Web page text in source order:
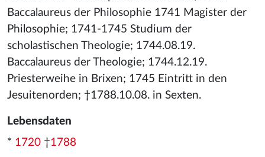
Baccalaureus der Philosophie 1741 Magister der
Philosophie; 1741-1745 Studium der
scholastischen Theologie; 1744.08.19.
Baccalaureus der Theologie; 1744.12.19.
Priesterweihe in Brixen; 1745 Eintritt in den
Jesuitenorden; †1788.10.08. in Sexten.
Lebensdaten
* 1720 †1788